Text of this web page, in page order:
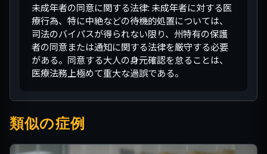
未成年者の同意に関する法律: 未成年者に対する医
療行為、特に中絶などの待機的処置については、
司法のバイパスが得られない限り、州特有の保護
者の同意または通知に関する法律を厳守する必要
がある。同意する大人の身元確認を怠ることは、
医療法務上極めて重大な過誤である。
類似の症例